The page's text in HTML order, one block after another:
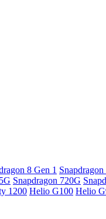
8 Gen 1 Snapdragon
Snapdragon 720G
1200 Helio G100 Helio